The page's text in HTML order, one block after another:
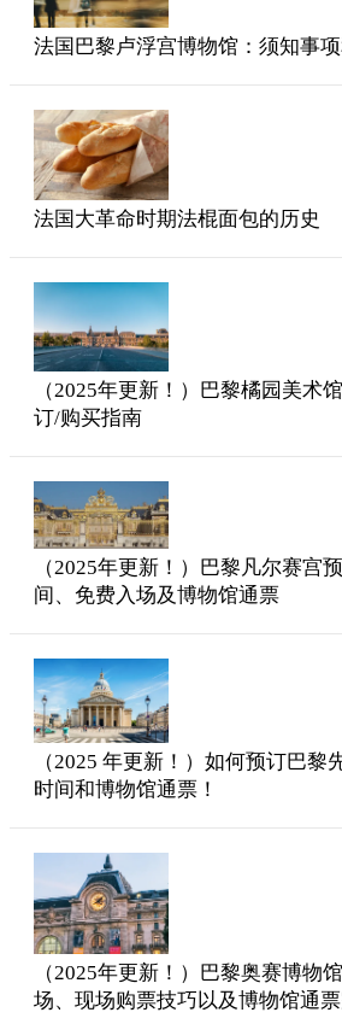
法国巴黎卢浮宫博物馆：须知事
法国大革命时期法棍面包的历史
（2025年更新！）巴黎橘园美术
订/购买指南
（2025年更新！）巴黎凡尔赛宫
间、免费入场及博物馆通票
（2025 年更新！）如何预订巴黎
时间和博物馆通票！
（2025年更新！）巴黎奥赛博物
场、现场购票技巧以及博物馆通